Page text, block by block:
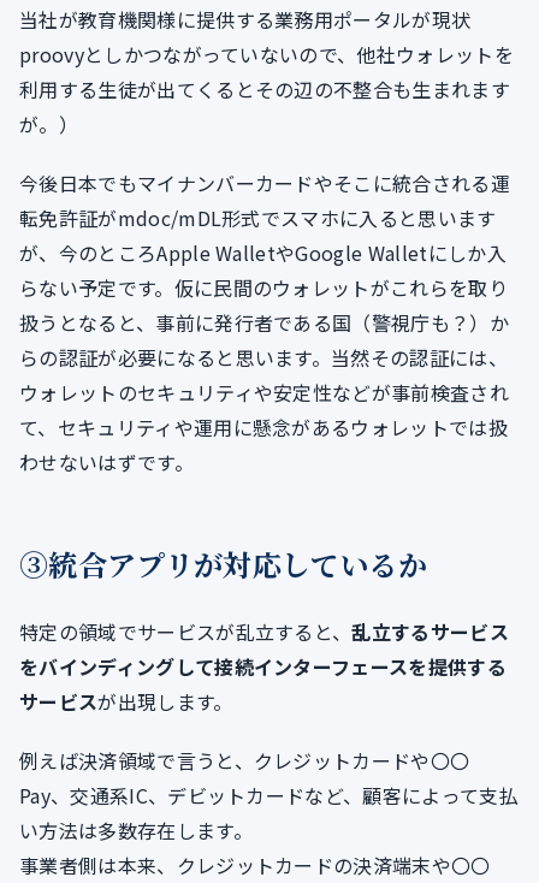
当社が教育機関様に提供する業務用ポータルが現状
proovyとしかつながっていないので、他社ウォレットを
利用する生徒が出てくるとその辺の不整合も生まれます
が。）
今後日本でもマイナンバーカードやそこに統合される運
転免許証がmdoc/mDL形式でスマホに入ると思います
が、今のところApple WalletやGoogle Walletにしか入
らない予定です。仮に民間のウォレットがこれらを取り
扱うとなると、事前に発行者である国（警視庁も？）か
らの認証が必要になると思います。当然その認証には、
ウォレットのセキュリティや安定性などが事前検査され
て、セキュリティや運用に懸念があるウォレットでは扱
わせないはずです。
③統合アプリが対応しているか
特定の領域でサービスが乱立すると、乱立するサービス
をバインディングして接続インターフェースを提供する
サービスが出現します。
例えば決済領域で言うと、クレジットカードや〇〇
Pay、交通系IC、デビットカードなど、顧客によって支払
い方法は多数存在します。
事業者側は本来、クレジットカードの決済端末や〇〇